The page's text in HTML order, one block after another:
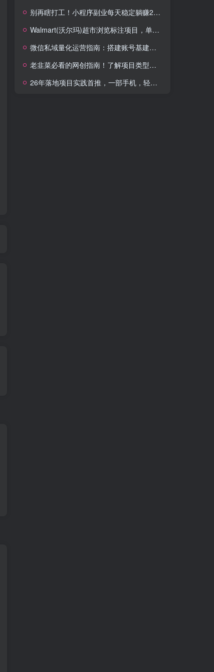
别再瞎打工！小程序副业每天稳定躺赚200+
Walmart(沃尔玛)超市浏览标注项目，单账号日收益20+单电脑日收益可达800+带分佣机制【揭秘】
微信私域量化运营指南：搭建账号基建打造热号，脱敏风控规避运营各类高危风险
老韭菜必看的网创指南！了解项目类型，才能找到好的项目，才能拿到想要的结果
26年落地项目实践首推，一部手机，轻松日入500+，长期稳定